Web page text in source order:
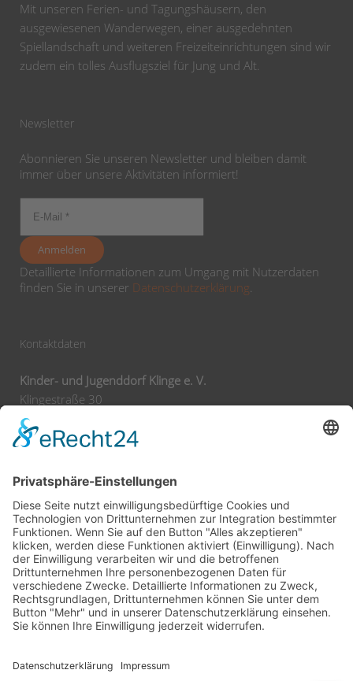
Mit unseren Ferien- und Tagungshäusern, den
ausgewiesenen Wanderwegen, einer ausgedehnten
Spiellandschaft und weiteren Freizeiteinrichtungen sind wir
zudem ein tolles Ausflugsziel für Jung und Alt.
Newsletter
Abonnieren Sie unseren Newsletter und bleiben damit
immer über unsere Aktivitäten informiert!
Detaillierte Informationen zum Umgang mit Nutzerdaten
finden Sie in unserer Datenschutzerklärung.
Kontaktdaten
Kinder- und Jugenddorf Klinge e. V.
Klingestraße 30
74743 Seckach
Tel:
+49 62 92 78 0
E-Mail: info@klinge-seckach.de
Bankverbindung
Sparkasse Neckartal-Odenwald
IBAN: DE63 6745 0048 0004 2031 39
BIC: SOLADES1MOS